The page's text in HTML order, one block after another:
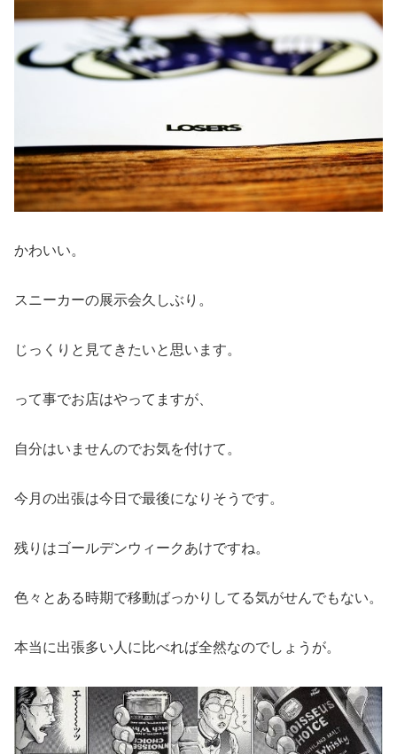
かわいい。
スニーカーの展示会久しぶり。
じっくりと見てきたいと思います。
って事でお店はやってますが、
自分はいませんのでお気を付けて。
今月の出張は今日で最後になりそうです。
残りはゴールデンウィークあけですね。
色々とある時期で移動ばっかりしてる気がせんでもない。
本当に出張多い人に比べれば全然なのでしょうが。